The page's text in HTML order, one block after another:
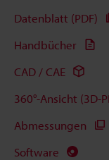
Datenblatt (PDF)
Handbücher
CAD / CAE
360°-Ansicht (3D-
Abmessungen
Software